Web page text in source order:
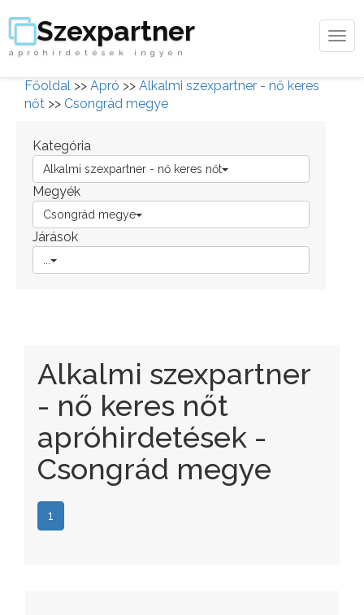
Szexpartner
apróhirdetések ingyen
Főoldal >> Apró >> Alkalmi szexpartner - nő keres
nőt >> Csongrád megye
Kategória
Alkalmi szexpartner - nő keres nőt
Megyék
Csongrád megye
Járások
Alkalmi szexpartner
- nő keres nőt
apróhirdetések -
Csongrád megye
1